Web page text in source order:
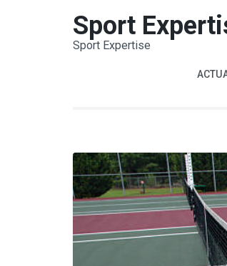
Sport
Sport Expertise